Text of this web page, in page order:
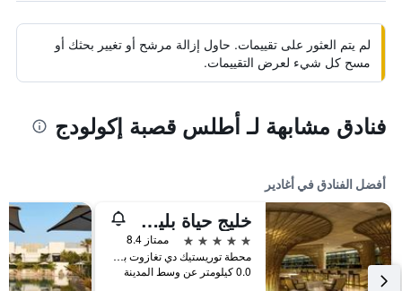
لم يتم العثور على تقييمات. حاول إزالة مرشح أو تغيير بحثك أو
مسح كل شيء لعرض التقييمات.
فنادق مشابهة لـ أطلس قصبة إكولودج
أفضل الفنادق في أغادير
خليج حياة بليس تاغازوت
5 نجوم
ممتاز 8.4
محطة توريستيك دي تغازوت باي كم 17 طريق الصويرة, أغادير, المغرب
0.0 كيلومتر عن وسط المدينة